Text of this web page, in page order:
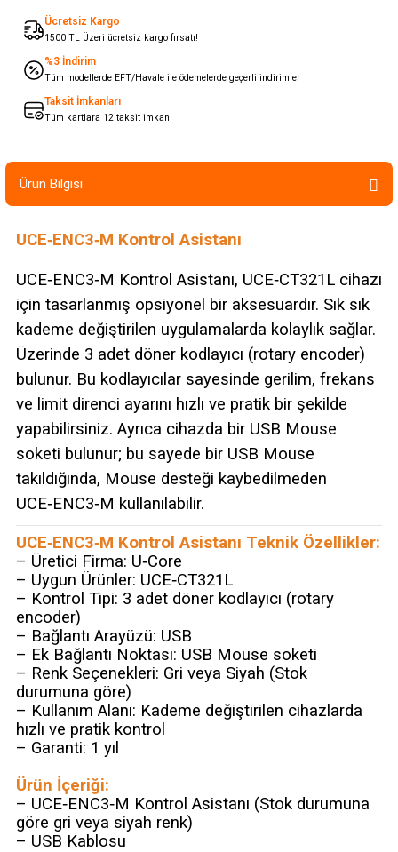
Ücretsiz Kargo
1500 TL Üzeri ücretsiz kargo fırsatı!
%3 İndirim
Tüm modellerde EFT/Havale ile ödemelerde geçerli indirimler
Taksit İmkanları
Tüm kartlara 12 taksit imkanı
Ürün Bilgisi
UCE‑ENC3‑M Kontrol Asistanı
UCE‑ENC3‑M Kontrol Asistanı, UCE‑CT321L cihazı
için tasarlanmış opsiyonel bir aksesuardır. Sık sık
kademe değiştirilen uygulamalarda kolaylık sağlar.
Üzerinde 3 adet döner kodlayıcı (rotary encoder)
bulunur. Bu kodlayıcılar sayesinde gerilim, frekans
ve limit direnci ayarını hızlı ve pratik bir şekilde
yapabilirsiniz. Ayrıca cihazda bir USB Mouse
soketi bulunur; bu sayede bir USB Mouse
takıldığında, Mouse desteği kaybedilmeden
UCE‑ENC3‑M kullanılabilir.
UCE‑ENC3‑M Kontrol Asistanı Teknik Özellikler:
– Üretici Firma: U‑Core
– Uygun Ürünler: UCE‑CT321L
– Kontrol Tipi: 3 adet döner kodlayıcı (rotary
encoder)
– Bağlantı Arayüzü: USB
– Ek Bağlantı Noktası: USB Mouse soketi
– Renk Seçenekleri: Gri veya Siyah (Stok
durumuna göre)
– Kullanım Alanı: Kademe değiştirilen cihazlarda
hızlı ve pratik kontrol
– Garanti: 1 yıl
Ürün İçeriği:
– UCE‑ENC3‑M Kontrol Asistanı (Stok durumuna
göre gri veya siyah renk)
– USB Kablosu